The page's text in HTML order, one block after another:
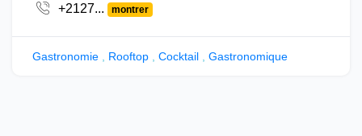
+2127...
montrer
Gastronomie Rooftop Cocktail Gastronomique